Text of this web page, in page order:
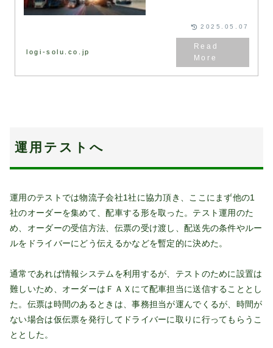
logi-solu.co.jp
2025.05.07
運用テストへ
運用のテストでは物流子会社1社に協力頂き、ここにまず他の1
社のオーダーを集めて、配車する形を取った。テスト運用のた
め、オーダーの受信方法、伝票の受け渡し、配送先の条件やルー
ルをドライバーにどう伝えるかなどを暫定的に決めた。
通常であれば情報システムを利用するが、テストのために設置は
難しいため、オーダーはＦＡＸにて配車担当に送信することとし
た。伝票は時間のあるときは、事務担当が運んでくるが、時間が
ない場合は仮伝票を発行してドライバーに取りに行ってもらうこ
ととした。